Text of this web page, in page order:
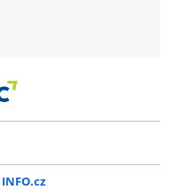
INFO.cz